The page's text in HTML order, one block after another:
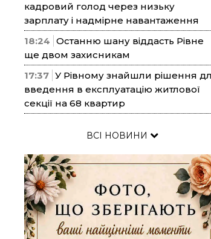
кадровий голод через низьку
зарплату і надмірне навантаження
18:24 Останню шану віддасть Рівне
ще двом захисникам
17:37 У Рівному знайшли рішення
введення в експлуатацію житлової
секції на 68 квартир
ВСІ НОВИНИ